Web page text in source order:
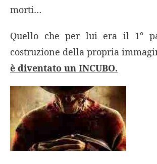
morti…
Quello che per lui era il 1°
costruzione della propria
è diventato un INCUBO.